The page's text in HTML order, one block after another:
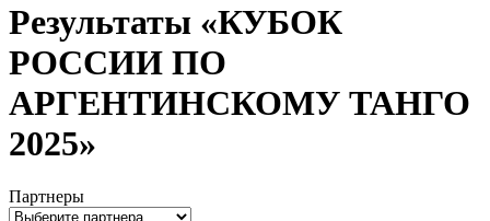
Результаты «КУБОК
РОССИИ ПО
АРГЕНТИНСКОМУ ТАНГО
2025»
Партнеры